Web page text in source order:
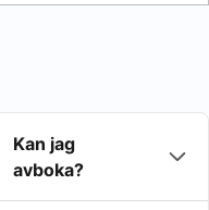
Kan jag
avboka?